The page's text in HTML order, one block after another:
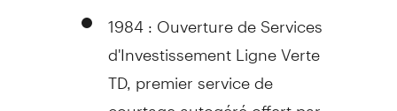
1984 : Ouverture de Services
d'Investissement Ligne Verte
TD, premier service de
courtage autogéré offert par